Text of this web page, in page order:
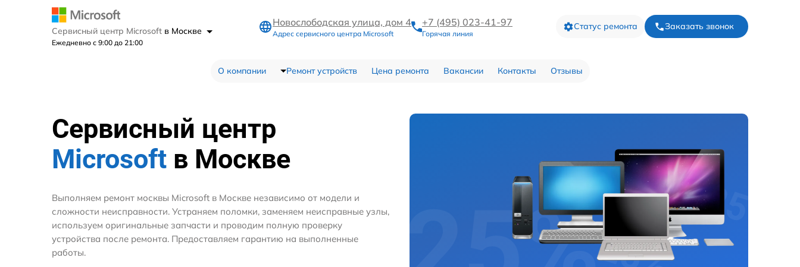
Сервисный центр Microsoft в Москве
Ежедневно с 9:00 до 21:00
Новослободская улица, дом 4
Адрес сервисного центра Microsoft
+7 (495) 023-41-97
Горячая линия
Статус ремонта Заказать звонок
О компании Ремонт устройств Цена ремонта Вакансии Контакты Отзывы
Сервисный центр
Microsoft в Москве
Выполняем ремонт москвы Microsoft в Москве независимо от модели и
сложности неисправности. Устраняем поломки, заменяем неисправные узлы,
используем оригинальные запчасти и проводим полную проверку
устройства после ремонта. Предоставляем гарантию на выполненные
работы.